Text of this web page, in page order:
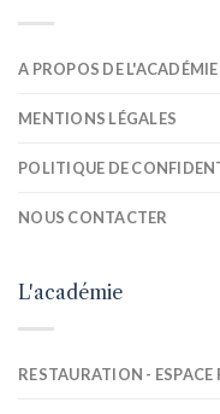
A PROPOS DE
MENTIONS LÉGALES
POLITIQUE DE
NOUS CONTACTER
L'académie
RESTAURATION -